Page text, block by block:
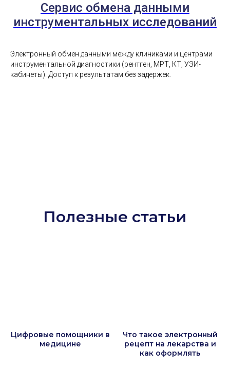
Сервис обмена данными
инструментальных исследований
Электронный обмен данными между клиниками и центрами
инструментальной диагностики (рентген, МРТ, КТ, УЗИ-
кабинеты). Доступ к результатам без задержек.
Полезные статьи
Цифровые помощники в
медицине
Что такое электронный
рецепт на лекарства и
как оформлять